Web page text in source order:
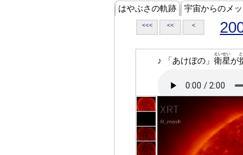
はやぶさの軌跡 宇宙からのメ
<<< << <
♪ 「あけぼの」 衛星
えいせい
が